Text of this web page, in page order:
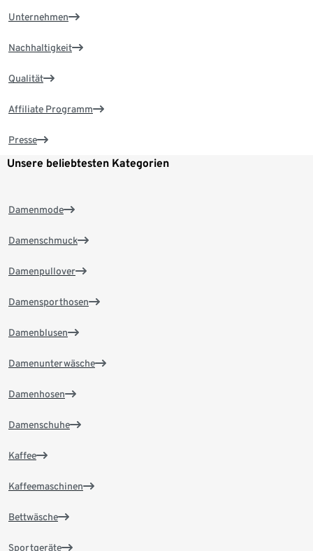
Unternehmen
Nachhaltigkeit
Qualität
Affiliate Programm
Presse
Unsere beliebtesten Kategorien
Damenmode
Damenschmuck
Damenpullover
Damensporthosen
Damenblusen
Damenunterwäsche
Damenhosen
Damenschuhe
Kaffee
Kaffeemaschinen
Bettwäsche
Sportgeräte